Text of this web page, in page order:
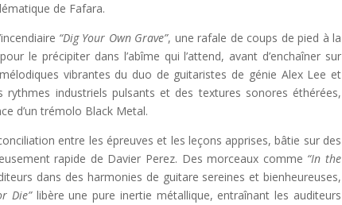
de Fafara.
“Dig Your Own Grave”, une rafale de coups de pied à la
le précipiter dans l’abîme qui l’attend, avant d’enchaîner sur
vibrantes du duo de guitaristes de génie Alex Lee et
industriels pulsants et des textures sonores éthérées,
d’un trémolo Black Metal.
entre les épreuves et les leçons apprises, bâtie sur des
rapide de Davier Perez. Des morceaux comme “In the
dans des harmonies de guitare sereines et bienheureuses,
Die”libère une pure inertie métallique, entraînant les auditeurs